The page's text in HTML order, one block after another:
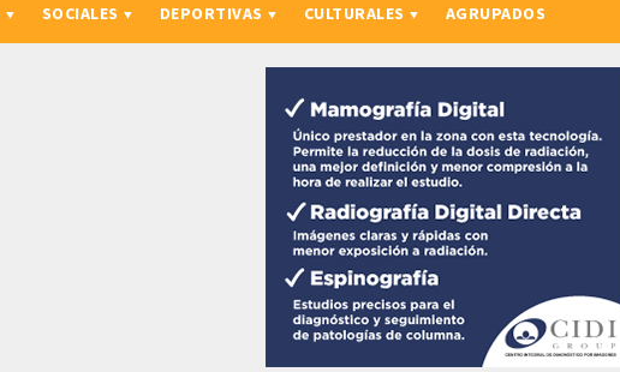
SOCIALES DEPORTIVAS CULTURALES AGRUPADOS